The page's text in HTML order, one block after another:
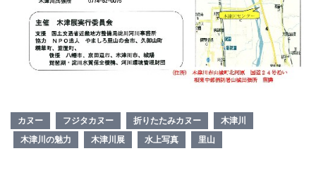
カヌー フジタカヌー 折りたたみカヌー
木津川
木津川の魅力
木津川展 水上写真 里山